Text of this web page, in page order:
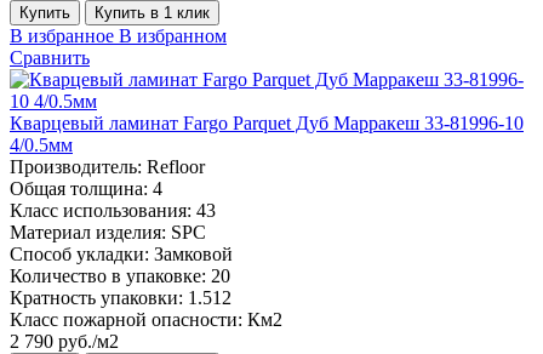
Купить Купить в 1 клик
В избранное В избранном
Сравнить
Кварцевый ламинат Fargo Parquet Дуб Марракеш 33-81996-10
4/0.5мм
Производитель: Refloor
Общая толщина: 4
Класс использования: 43
Материал изделия: SPC
Способ укладки: Замковой
Количество в упаковке: 20
Кратность упаковки: 1.512
Класс пожарной опасности: Км2
2 790 руб./м2